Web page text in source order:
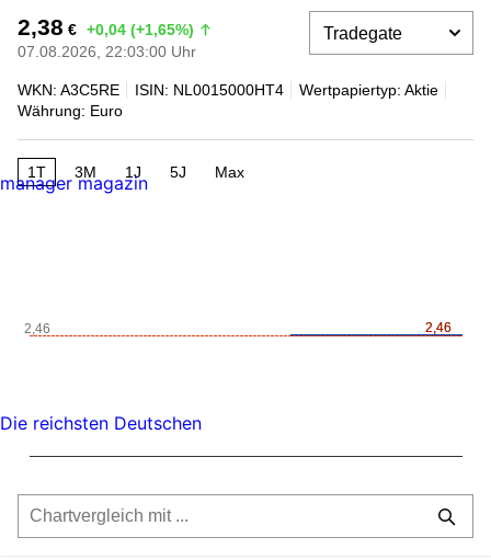
2,38 € +0,04 (+1,65%)
07.08.2026, 22:03:00 Uhr
WKN: A3C5RE ISIN: NL0015000HT4
Wertpapiertyp: Aktie
Währung: Euro
1T 3M 1J 5J Max
2,46
2,46
2,46
manager magazin
Die reichsten Deutschen